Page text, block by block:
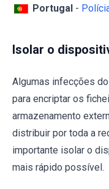
Portugal -
Isolar o
Algumas infecções
para encriptar os
armazenamento
distribuir por toda a
importante isolar o
mais rápido possível.